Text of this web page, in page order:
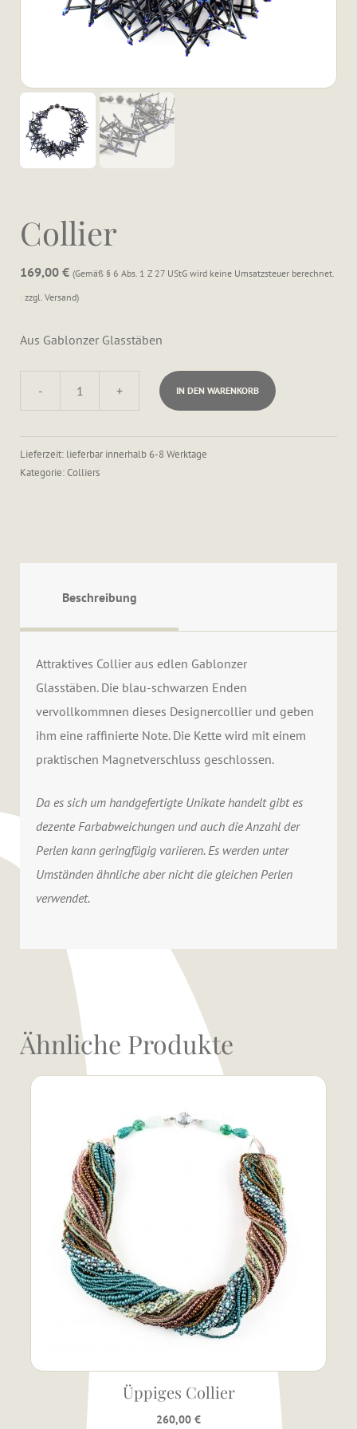
Collier
169,00 € Gemäß § 6 Abs. 1 Z 27 UStG wird keine Umsatzsteuer berechnet.
zzgl. Versand
Aus Gablonzer Glasstäben
-
Collier
+ IN DEN WARENKORB
Lieferzeit: lieferbar innerhalb 6-8 Werktage
Kategorie:Colliers
Beschreibung
Attraktives Collier aus edlen Gablonzer
Glasstäben. Die blau-schwarzen Enden
vervollkommnen dieses Designercollier und geben
ihm eine raffinierte Note. Die Kette wird mit einem
praktischen Magnetverschluss geschlossen.
Da es sich um handgefertigte Unikate handelt gibt es
dezente Farbabweichungen und auch die Anzahl der
Perlen kann geringfügig variieren. Es werden unter
Umständen ähnliche aber nicht die gleichen Perlen
verwendet.
Ähnliche Produkte
Üppiges Collier
260,00 €